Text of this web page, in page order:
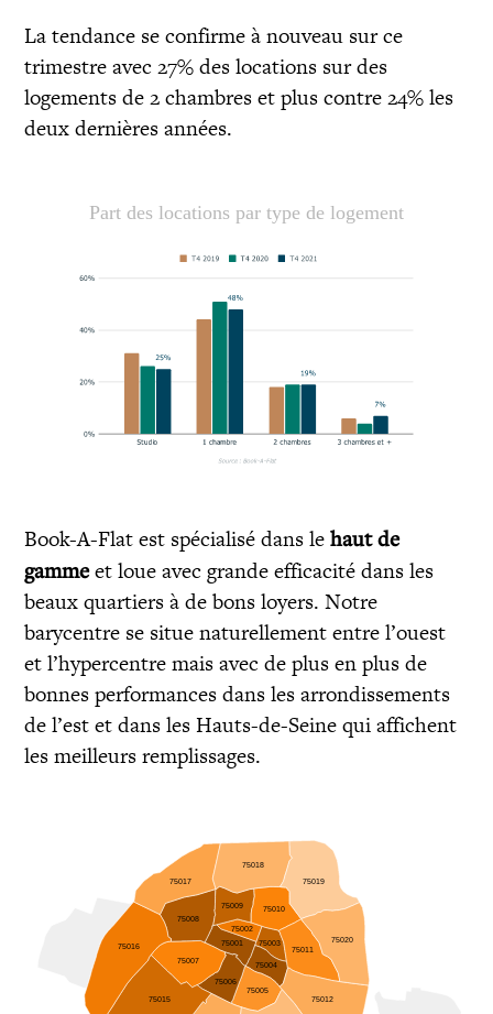
La tendance se confirme à nouveau sur ce
trimestre avec 27% des locations sur des
logements de 2 chambres et plus contre 24% les
deux dernières années.
Part des locations par type de logement
Book-A-Flat est spécialisé dans lehaut de
gammeet loue avec grande efficacité dans les
beaux quartiers à de bons loyers. Notre
barycentre se situe naturellement entre l’ouest
et l’hypercentre mais avec de plus en plus de
bonnes performances dans les arrondissements
de l’est et dans les Hauts-de-Seine qui affichent
les meilleurs remplissages.
75001
75002
75003
75004
75005
75006
75007
75008
75009 75010
75011
75012
75015
75016
75017
75018
75019
75020